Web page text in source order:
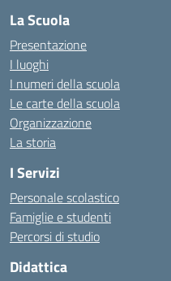
La Scuola
Presentazione
I luoghi
I numeri della scuola
Le carte della scuola
Organizzazione
La storia
I Servizi
Personale scolastico
Famiglie e studenti
Percorsi di studio
Didattica